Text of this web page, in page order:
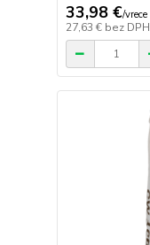
33,98 €/vrece
27,63 € bez DPH